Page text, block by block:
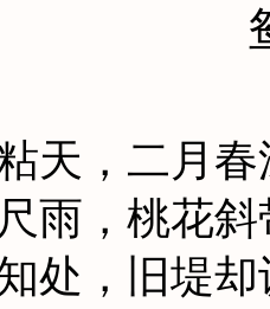
天，二月
雨，桃花
处，旧堤